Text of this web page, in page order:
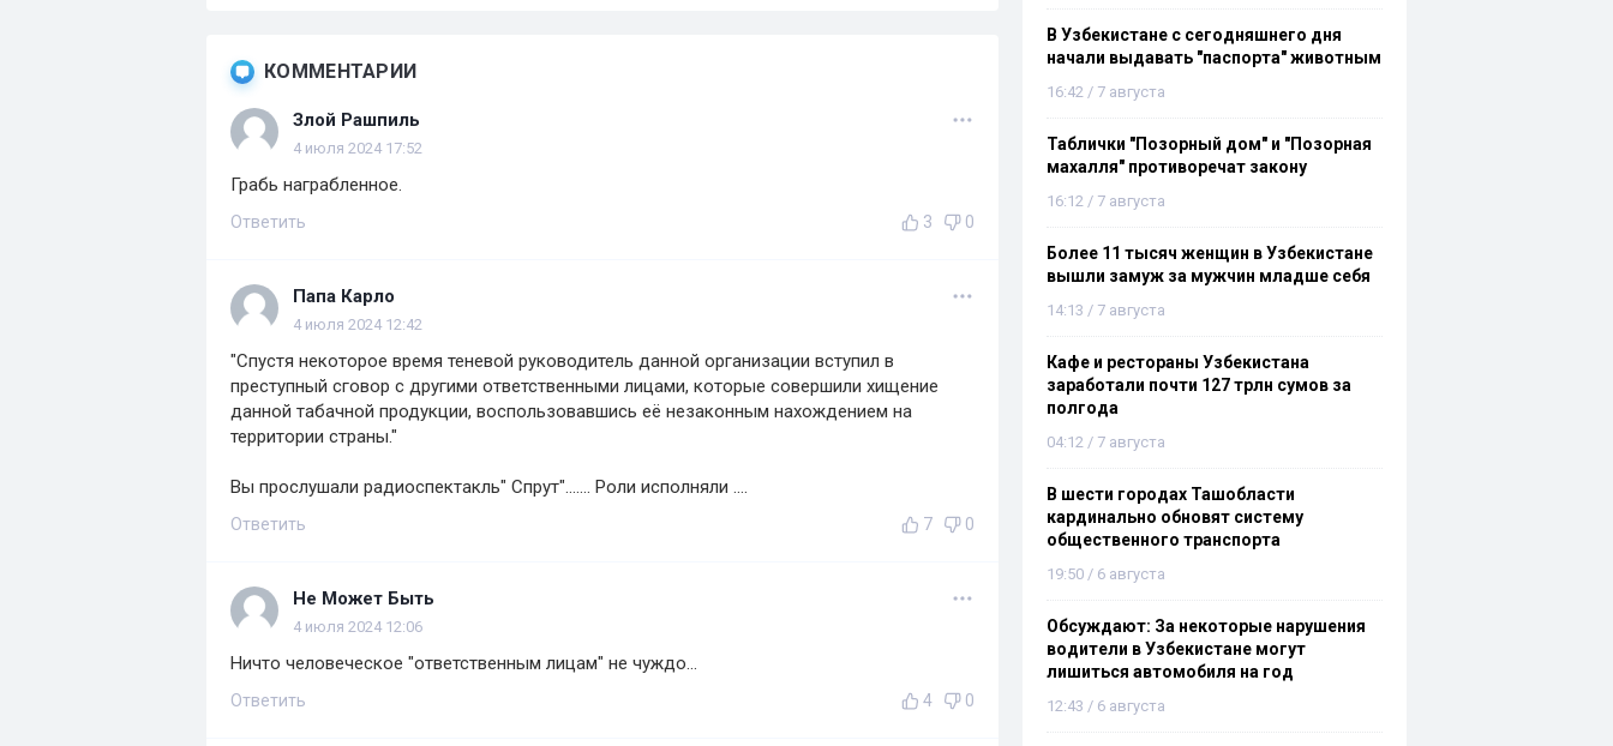
КОММЕНТАРИИ
Злой Рашпиль
4 июля 2024 17:52
Грабь награбленное.
Ответить 3 0
Папа Карло
4 июля 2024 12:42
"Спустя некоторое время теневой руководитель данной организации вступил в
преступный сговор с другими ответственными лицами, которые совершили хищение
данной табачной продукции, воспользовавшись её незаконным нахождением на
территории страны."
Вы прослушали радиоспектакль" Спрут"....... Роли исполняли ....
Ответить 7 0
Не Может Быть
4 июля 2024 12:06
Ничто человеческое "ответственным лицам" не чуждо...
Ответить 4 0
В Узбекистане с сегодняшнего дня
начали выдавать "паспорта" животным
16:42 / 7 августа
Таблички "Позорный дом" и "Позорная
махалля" противоречат закону
16:12 / 7 августа
Более 11 тысяч женщин в Узбекистане
вышли замуж за мужчин младше себя
14:13 / 7 августа
Кафе и рестораны Узбекистана
заработали почти 127 трлн сумов за
полгода
04:12 / 7 августа
В шести городах Ташобласти
кардинально обновят систему
общественного транспорта
19:50 / 6 августа
Обсуждают: За некоторые нарушения
водители в Узбекистане могут
лишиться автомобиля на год
12:43 / 6 августа